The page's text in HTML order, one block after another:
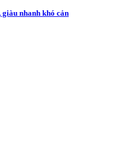
nhanh khó cản